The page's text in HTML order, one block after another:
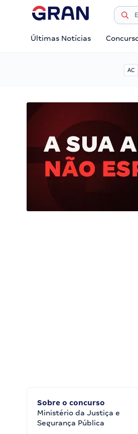
Últimas Notícias
AC
Sobre o concurso
Ministério da Justiça e
Segurança Pública